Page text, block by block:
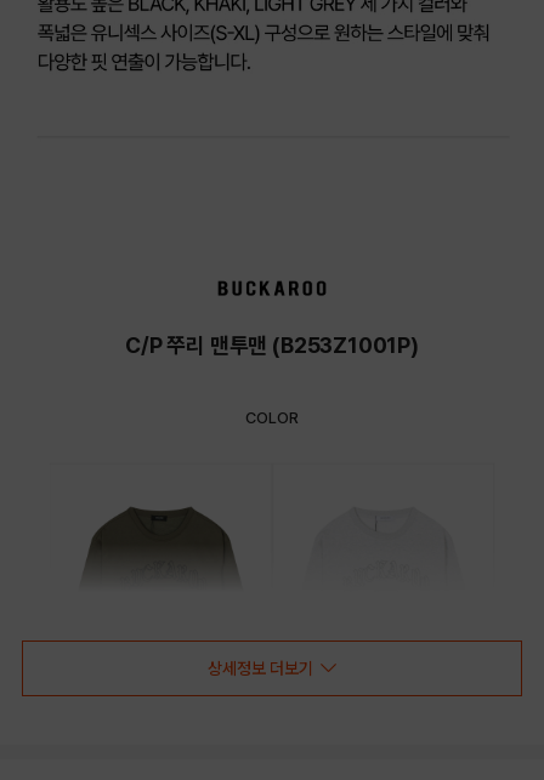
C/P 쭈리 맨투맨 (B253Z1001P)
COLOR
상세정보 더보기